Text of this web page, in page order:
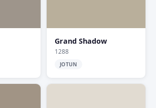
Grand Shadow
1288
JOTUN